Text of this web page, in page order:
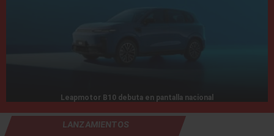
Leapmotor B10 debuta en pantalla nacional
LANZAMIENTOS